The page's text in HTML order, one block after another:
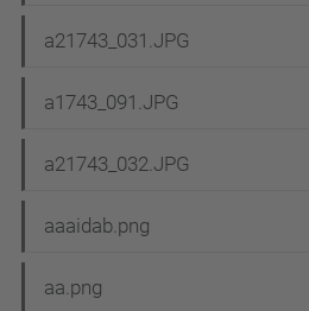
a21743_031.JPG
a1743_091.JPG
a21743_032.JPG
aaaidab.png
aa.png